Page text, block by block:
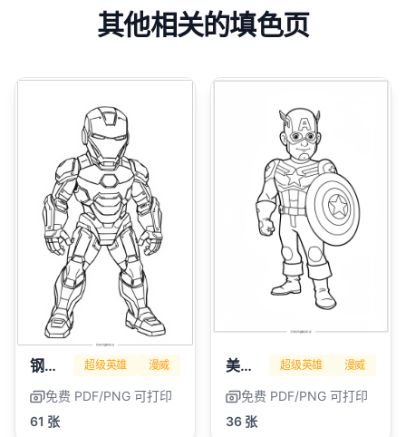
其他相关的填色页
钢铁侠 超级英雄 漫威
免费 PDF/PNG 可打印
61 张
美国队长 超级英雄 漫威
免费 PDF/PNG 可打印
36 张